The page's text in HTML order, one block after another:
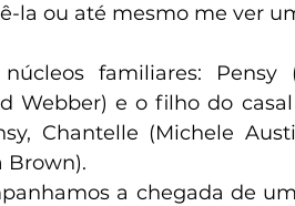
la ou até mesmo me ver
Webber) e o filho do casal
Chantelle (Michele
Brown).
a chegada de